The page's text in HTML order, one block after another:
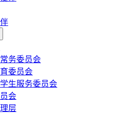
务委员会
委员会
生服务委员会
会
层